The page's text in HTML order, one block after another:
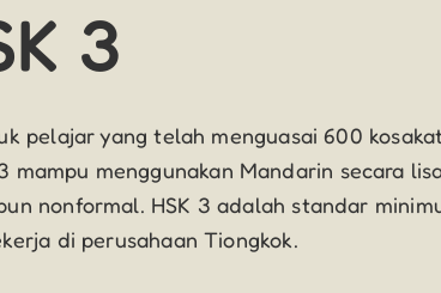
3
pelajar yang telah menguasai 600
mampu menggunakan Mandarin secara
nonformal. HSK 3 adalah standar
di perusahaan Tiongkok.